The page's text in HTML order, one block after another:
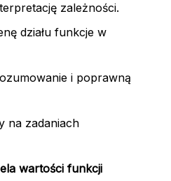
zależności.
działu funkcje w
i poprawną
na zadaniach
wartości funkcji